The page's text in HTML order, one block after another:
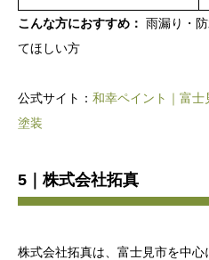
こんな方におすすめ： 雨漏り・
てほしい方
公式サイト： 和幸ペイント｜富士
塗装
5｜株式会社拓真
株式会社拓真は、富士見市を中